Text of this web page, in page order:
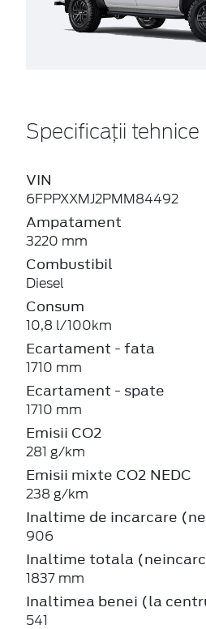
Specificații tehnice
VIN
6FPPXXMJ2PMM84492
Ampatament
3220 mm
Combustibil
Diesel
Consum
10,8 l/100km
Ecartament - fata
1710 mm
Ecartament - spate
1710 mm
Emisii CO2
281 g/km
Emisii mixte CO2 NEDC
238 g/km
Inaltime de incarcare
906
Inaltime totala
1837 mm
Inaltimea benei (la
541